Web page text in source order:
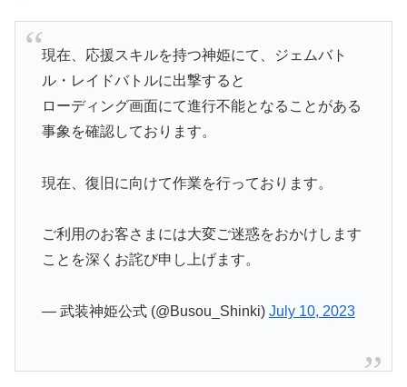
現在、応援スキルを持つ神姫にて、ジェムバト
ル・レイドバトルに出撃すると
ローディング画面にて進行不能となることがある
事象を確認しております。
現在、復旧に向けて作業を行っております。
ご利用のお客さまには大変ご迷惑をおかけします
ことを深くお詫び申し上げます。
— 武装神姫公式 (@Busou_Shinki) July 10, 2023